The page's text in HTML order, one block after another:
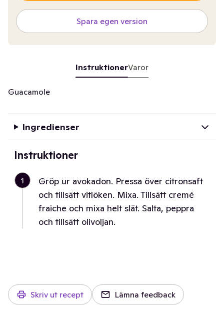
Spara egen version
InstruktionerVaror
Guacamole
Ingredienser
Instruktioner
1
Gröp ur avokadon. Pressa över citronsaft
och tillsätt vitlöken. Mixa. Tillsätt cremé
fraiche och mixa helt slät. Salta, peppra
och tillsätt olivoljan.
Skriv ut recept Lämna feedback